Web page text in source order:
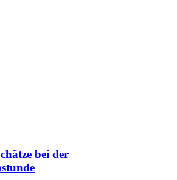
bei der